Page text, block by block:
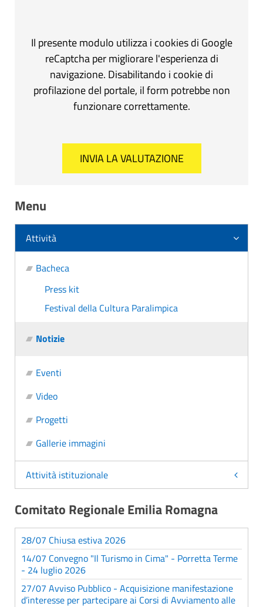
Il presente modulo utilizza i cookies di Google
reCaptcha per migliorare l'esperienza di
navigazione. Disabilitando i cookie di
profilazione del portale, il form potrebbe non
funzionare correttamente.
Menu
Attività
Bacheca
Press kit
Festival della Cultura Paralimpica
Notizie
Eventi
Video
Progetti
Gallerie immagini
Attività istituzionale
Comitato Regionale Emilia Romagna
28/07 Chiusa estiva 2026
14/07 Convegno "Il Turismo in Cima" - Porretta Terme
- 24 luglio 2026
27/07 Avviso Pubblico - Acquisizione manifestazione
d’interesse per partecipare ai Corsi di Avviamento alle